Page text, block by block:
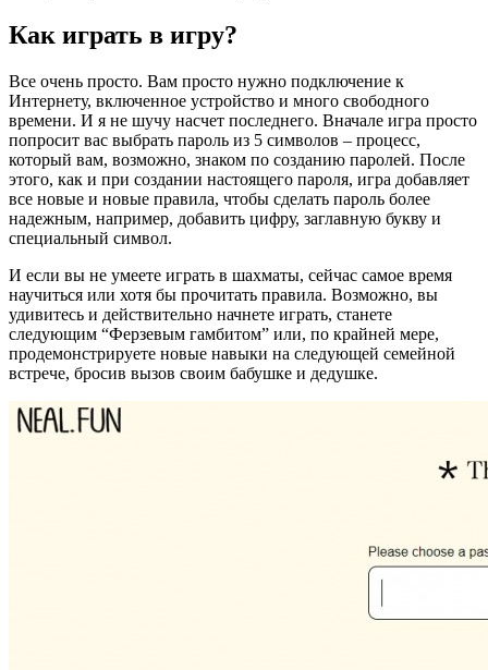
Как играть в игру?
Все очень просто. Вам просто нужно подключение к
Интернету, включенное устройство и много свободного
времени. И я не шучу насчет последнего. Вначале игра просто
попросит вас выбрать пароль из 5 символов – процесс,
который вам, возможно, знаком по созданию паролей. После
этого, как и при создании настоящего пароля, игра добавляет
все новые и новые правила, чтобы сделать пароль более
надежным, например, добавить цифру, заглавную букву и
специальный символ.
И если вы не умеете играть в шахматы, сейчас самое время
научиться или хотя бы прочитать правила. Возможно, вы
удивитесь и действительно начнете играть, станете
следующим “Ферзевым гамбитом” или, по крайней мере,
продемонстрируете новые навыки на следующей семейной
встрече, бросив вызов своим бабушке и дедушке.